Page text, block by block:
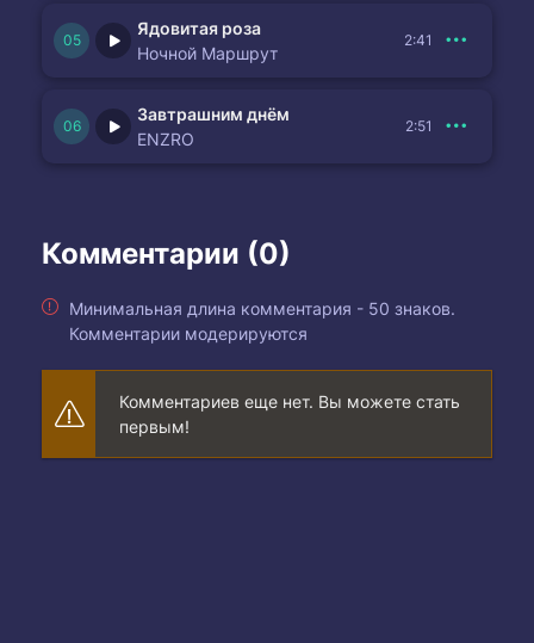
Ядовитая роза
Ночной Маршрут
2:41
Завтрашним днём
ENZRO
2:51
Комментарии (0)
Минимальная длина комментария - 50 знаков.
Комментарии модерируются
Комментариев еще нет. Вы можете стать
первым!